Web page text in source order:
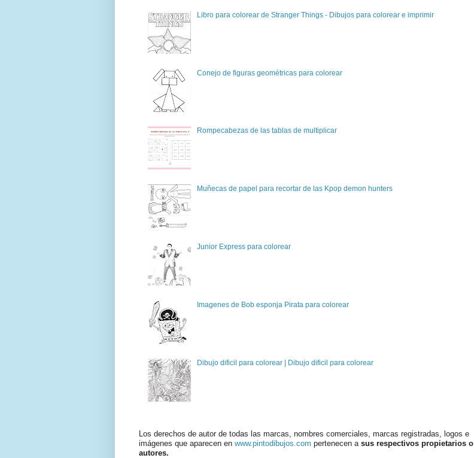
Libro para colorear de Stranger Things - Dibujos para colorear e imprimir
Conejo de figuras geométricas para colorear
Rompecabezas de las tablas de multiplicar
Muñecas de papel para recortar de las Kpop demon hunters
Junior Express para colorear
Imagenes de Bob esponja Pirata para colorear
Dibujo dificil para colorear | Dibujo dificil para colorear
Los derechos de autor de todas las marcas, nombres comerciales, marcas registradas, logos e
imágenes que aparecen en www.pintodibujos.com pertenecen a sus respectivos propietarios o
autores.